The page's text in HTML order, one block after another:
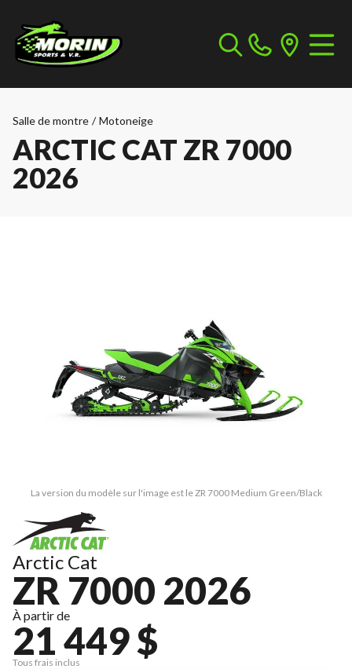
Salle de montre / Motoneige
ARCTIC CAT ZR 7000
2026
La version du modèle sur l'image est le ZR 7000 Medium Green/Black
Arctic Cat
ZR 7000 2026
À partir de
21 449 $
Tous frais inclus